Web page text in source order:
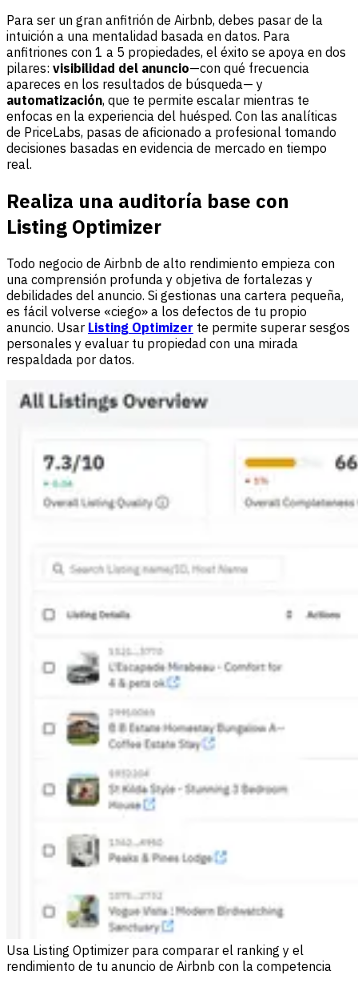
Para ser un gran anfitrión de Airbnb, debes pasar de la
intuición a una mentalidad basada en datos. Para
anfitriones con 1 a 5 propiedades, el éxito se apoya en dos
pilares: visibilidad del anuncio—con qué frecuencia
apareces en los resultados de búsqueda— y
automatización, que te permite escalar mientras te
enfocas en la experiencia del huésped. Con las analíticas
de PriceLabs, pasas de aficionado a profesional tomando
decisiones basadas en evidencia de mercado en tiempo
real.
Realiza una auditoría base con
Listing Optimizer
Todo negocio de Airbnb de alto rendimiento empieza con
una comprensión profunda y objetiva de fortalezas y
debilidades del anuncio. Si gestionas una cartera pequeña,
es fácil volverse «ciego» a los defectos de tu propio
anuncio. Usar Listing Optimizer te permite superar sesgos
personales y evaluar tu propiedad con una mirada
respaldada por datos.
Usa Listing Optimizer para comparar el ranking y el
rendimiento de tu anuncio de Airbnb con la competencia